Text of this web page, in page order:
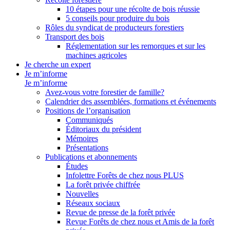
10 étapes pour une récolte de bois réussie
5 conseils pour produire du bois
Rôles du syndicat de producteurs forestiers
Transport des bois
Réglementation sur les remorques et sur les
machines agricoles
Je cherche un expert
Je m’informe
Je m’informe
Avez-vous votre forestier de famille?
Calendrier des assemblées, formations et événements
Positions de l’organisation
Communiqués
Éditoriaux du président
Mémoires
Présentations
Publications et abonnements
Études
Infolettre Forêts de chez nous PLUS
La forêt privée chiffrée
Nouvelles
Réseaux sociaux
Revue de presse de la forêt privée
Revue Forêts de chez nous et Amis de la forêt